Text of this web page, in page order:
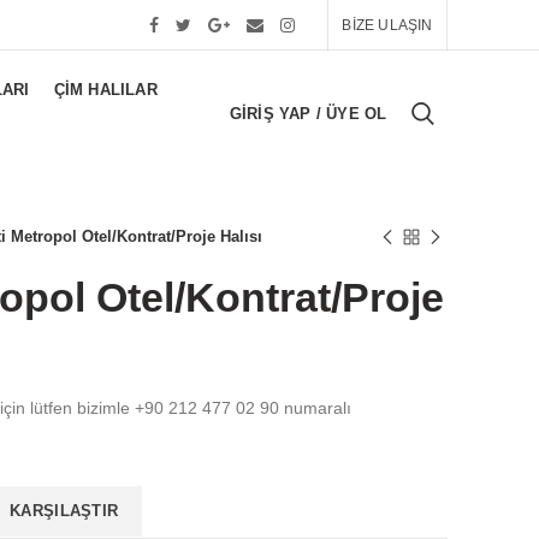
BİZE ULAŞIN
ÇIM HALILAR
GIRIŞ YAP / ÜYE OL
Metropol Otel/Kontrat/Proje Halısı
Otel/Kontrat/Proje
lütfen bizimle +90 212 477 02 90 numaralı
KARŞILAŞTIR